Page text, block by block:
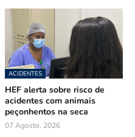
ACIDENTES
HEF alerta sobre risco de
acidentes com animais
peçonhentos na seca
07 Agosto, 2026